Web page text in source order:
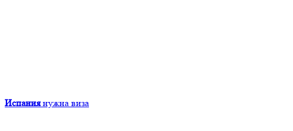
Испания нужна виза